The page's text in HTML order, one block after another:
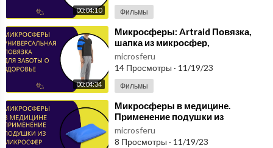
00:04:10 Фильмы
00:04:34
⁣Микросферы: Artraid Повязка,
шапка из микросфер,
универсальная повязка для
заботы о здоровье. Отзыв
microsferu
14 Просмотры · 11/19/23
Фильмы
⁣Микросферы в медицине.
Применение подушки из
микросфер для улучшения
комфорта и здоровья.
microsferu
8 Просмотры · 11/19/23